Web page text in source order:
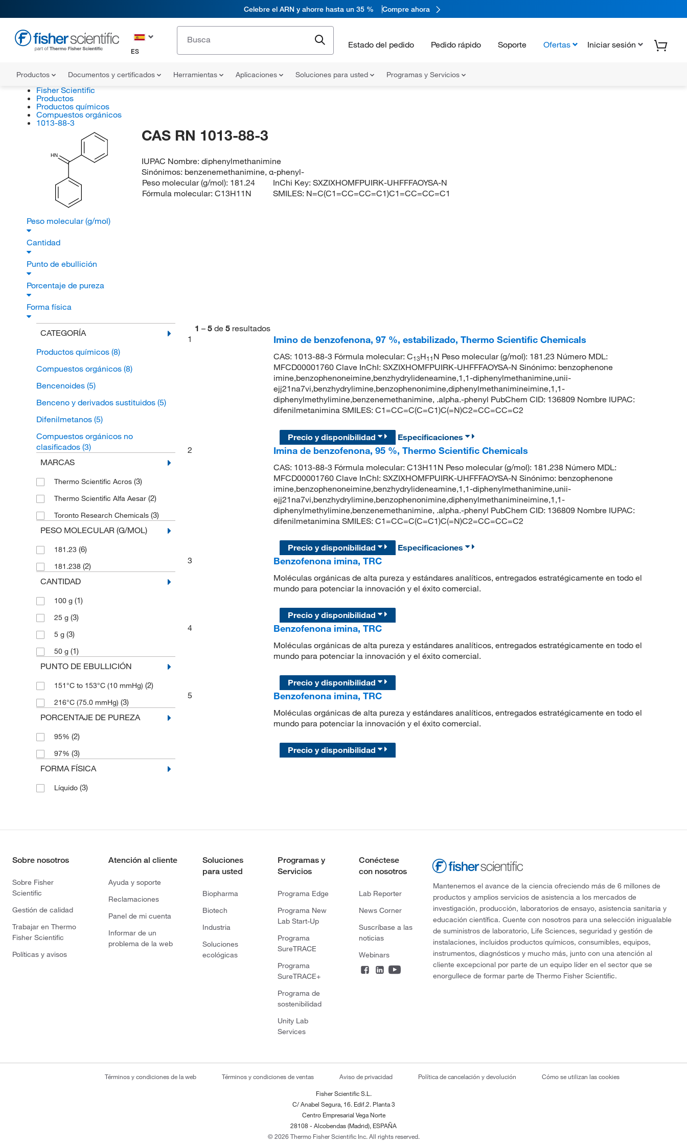
Celebre el ARN y ahorre hasta un 35 % Compre ahora
ES
Estado del pedido Pedido rápido Soporte Ofertas Iniciar sesión
Productos Documentos y certificados Herramientas Aplicaciones Soluciones para usted Programas y Servicios
Fisher Scientific
Productos
Productos químicos
Compuestos orgánicos
1013-88-3
HN
CAS RN 1013-88-3
IUPAC Nombre:diphenylmethanimine
Sinónimos: benzenemethanimine, α-phenyl-
Peso molecular (g/mol): 181.24
Fórmula molecular: C13H11N
InChi Key:SXZIXHOMFPUIRK-UHFFFAOYSA-N
SMILES: N=C(C1=CC=CC=C1)C1=CC=CC=C1
Peso molecular (g/mol)
Cantidad
Punto de ebullición
Porcentaje de pureza
Forma física
CATEGORÍA
Productos químicos (8)
Compuestos orgánicos (8)
Bencenoides (5)
Benceno y derivados sustituidos (5)
Difenilmetanos (5)
Compuestos orgánicos no
clasificados (3)
MARCAS
Thermo Scientific Acros (3)
Thermo Scientific Alfa Aesar (2)
Toronto Research Chemicals (3)
PESO MOLECULAR (G/MOL)
181.23 (6)
181.238 (2)
CANTIDAD
100 g (1)
25 g (3)
5 g (3)
50 g (1)
PUNTO DE EBULLICIÓN
151°C to 153°C (10 mmHg) (2)
216°C (75.0 mmHg) (3)
PORCENTAJE DE PUREZA
95% (2)
97% (3)
FORMA FÍSICA
Líquido (3)
1 – 5 de 5 resultados
1
Imino de benzofenona, 97 %, estabilizado, Thermo Scientific Chemicals
CAS: 1013-88-3 Fórmula molecular: C13H11N Peso molecular (g/mol): 181.23 Número MDL:
MFCD00001760 Clave InChI: SXZIXHOMFPUIRK-UHFFFAOYSA-N Sinónimo: benzophenone
imine,benzophenoneimine,benzhydrylideneamine,1,1-diphenylmethanimine,unii-
ejj21na7vi,benzhydrylimine,benzophenonimine,diphenylmethanimineimine,1,1-
diphenylmethylimine,benzenemethanimine, .alpha.-phenyl PubChem CID: 136809 Nombre IUPAC:
difenilmetanimina SMILES: C1=CC=C(C=C1)C(=N)C2=CC=CC=C2
Precio y disponibilidad
Especificaciones
2
Imina de benzofenona, 95 %, Thermo Scientific Chemicals
CAS: 1013-88-3 Fórmula molecular: C13H11N Peso molecular (g/mol): 181.238 Número MDL:
MFCD00001760 Clave InChI: SXZIXHOMFPUIRK-UHFFFAOYSA-N Sinónimo: benzophenone
imine,benzophenoneimine,benzhydrylideneamine,1,1-diphenylmethanimine,unii-
ejj21na7vi,benzhydrylimine,benzophenonimine,diphenylmethanimineimine,1,1-
diphenylmethylimine,benzenemethanimine, .alpha.-phenyl PubChem CID: 136809 Nombre IUPAC:
difenilmetanimina SMILES: C1=CC=C(C=C1)C(=N)C2=CC=CC=C2
Precio y disponibilidad
Especificaciones
3
Benzofenona imina, TRC
Moléculas orgánicas de alta pureza y estándares analíticos, entregados estratégicamente en todo el
mundo para potenciar la innovación y el éxito comercial.
Precio y disponibilidad
4
Benzofenona imina, TRC
Moléculas orgánicas de alta pureza y estándares analíticos, entregados estratégicamente en todo el
mundo para potenciar la innovación y el éxito comercial.
Precio y disponibilidad
5
Benzofenona imina, TRC
Moléculas orgánicas de alta pureza y estándares analíticos, entregados estratégicamente en todo el
mundo para potenciar la innovación y el éxito comercial.
Precio y disponibilidad
Sobre nosotros
Sobre Fisher
Scientific
Gestión de calidad
Trabajar en Thermo
Fisher Scientific
Políticas y avisos
Atención al cliente
Ayuda y soporte
Reclamaciones
Panel de mi cuenta
Informar de un
problema de la web
Soluciones
para usted
Biopharma
Biotech
Industria
Soluciones
ecológicas
Programas y
Servicios
Programa Edge
Programa New
Lab Start-Up
Programa
SureTRACE
Programa
SureTRACE+
Programa de
sostenibilidad
Unity Lab
Services
Conéctese
con nosotros
Lab Reporter
News Corner
Suscríbase a las
noticias
Webinars
Mantenemos el avance de la ciencia ofreciendo más de 6 millones de
productos y amplios servicios de asistencia a los mercados de
investigación, producción, laboratorios de ensayo, asistencia sanitaria y
educación científica. Cuente con nosotros para una selección inigualable
de suministros de laboratorio, Life Sciences, seguridad y gestión de
instalaciones, incluidos productos químicos, consumibles, equipos,
instrumentos, diagnósticos y mucho más, junto con una atención al
cliente excepcional por parte de un equipo líder en el sector que se
enorgullece de formar parte de Thermo Fisher Scientific.
Términos y condiciones de la web Términos y condiciones de ventas Aviso de privacidad Política de cancelación y devolución Cómo se utilizan las cookies
Fisher Scientific S.L.
C/ Anabel Segura, 16. Edif.2. Planta 3
Centro Empresarial Vega Norte
28108 - Alcobendas (Madrid), ESPAÑA
© 2026 Thermo Fisher Scientific Inc. All rights reserved.